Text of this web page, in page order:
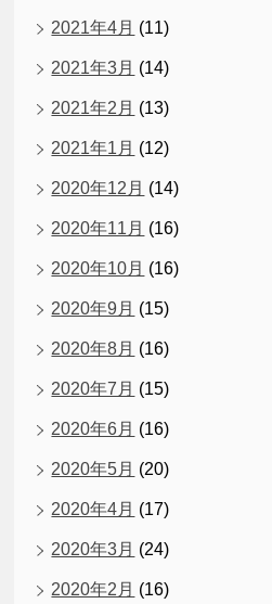
2021年4月 (11)
2021年3月 (14)
2021年2月 (13)
2021年1月 (12)
2020年12月 (14)
2020年11月 (16)
2020年10月 (16)
2020年9月 (15)
2020年8月 (16)
2020年7月 (15)
2020年6月 (16)
2020年5月 (20)
2020年4月 (17)
2020年3月 (24)
2020年2月 (16)